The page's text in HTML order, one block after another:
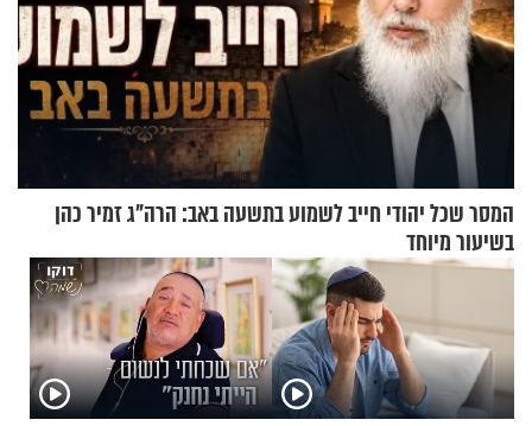
המסר שכל יהודי חייב לשמוע בתשעה באב: הרה"ג זמיר כהן
בשיעור מיוחד